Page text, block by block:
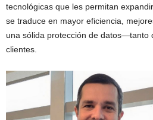
tecnológicas que les permitan
se traduce en mayor eficiencia,
una sólida protección de datos—tanto
clientes.